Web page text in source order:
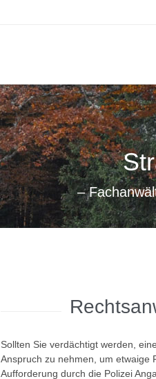
–
Sollten Sie verdächtigt werden,
Anspruch zu nehmen, um etwaige
Aufforderung durch die Polizei